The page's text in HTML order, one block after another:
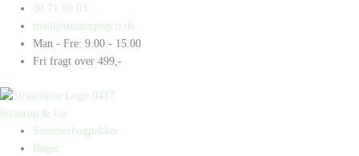
indholdet
30 71 00 03
mail@straarupogco.dk
Man - Fre: 9.00 - 15.00
Fri fragt over 499,-
Straarup & Co
Sommerbogpakker
Bøger
Products
search
Products
search
Malala
Yousafzai